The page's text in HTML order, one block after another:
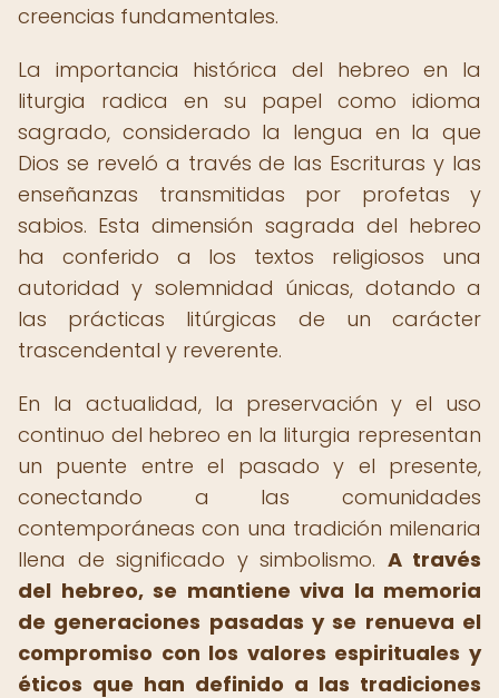
creencias fundamentales.
La importancia histórica del hebreo en la
liturgia radica en su papel como idioma
sagrado, considerado la lengua en la que
Dios se reveló a través de las Escrituras y las
enseñanzas transmitidas por profetas y
sabios. Esta dimensión sagrada del hebreo
ha conferido a los textos religiosos una
autoridad y solemnidad únicas, dotando a
las prácticas litúrgicas de un carácter
trascendental y reverente.
En la actualidad, la preservación y el uso
continuo del hebreo en la liturgia representan
un puente entre el pasado y el presente,
conectando a las comunidades
contemporáneas con una tradición milenaria
llena de significado y simbolismo. A través
del hebreo, se mantiene viva la memoria
de generaciones pasadas y se renueva el
compromiso con los valores espirituales y
éticos que han definido a las tradiciones